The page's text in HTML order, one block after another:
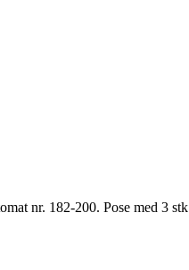
nr. 182-200. Pose med 3 stk